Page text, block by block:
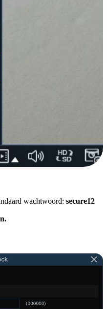
wachtwoord: secure12